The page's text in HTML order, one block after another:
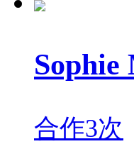
Sophie
合作3次